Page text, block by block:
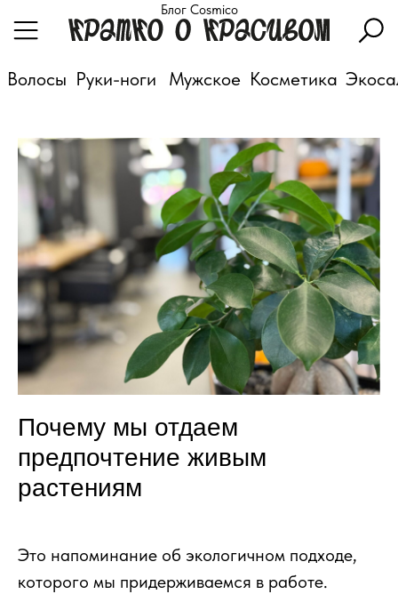
Блог Cosmico
Мужское
Руки-ноги
Волосы Косметика
Почему мы отдаем
предпочтение живым
растениям
Это напоминание об экологичном подходе,
которого мы придерживаемся в работе.